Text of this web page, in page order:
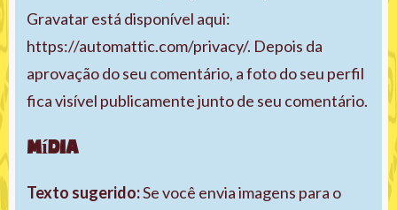
Gravatar está disponível aqui:
https://automattic.com/privacy/. Depois da
aprovação do seu comentário, a foto do seu perfil
fica visível publicamente junto de seu comentário.
Mídia
Texto sugerido:Se você envia imagens para o